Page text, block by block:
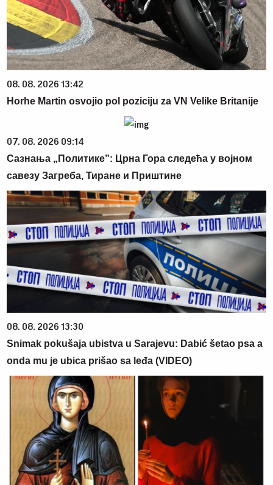
08. 08. 2026 13:42
Horhe Martin osvojio pol poziciju za VN Velike Britanije
07. 08. 2026 09:14
Сазнања „Политике”: Црна Гора следећа у војном
савезу Загреба, Тиране и Приштине
08. 08. 2026 13:30
Snimak pokušaja ubistva u Sarajevu: Dabić šetao psa a
onda mu je ubica prišao sa leđa (VIDEO)